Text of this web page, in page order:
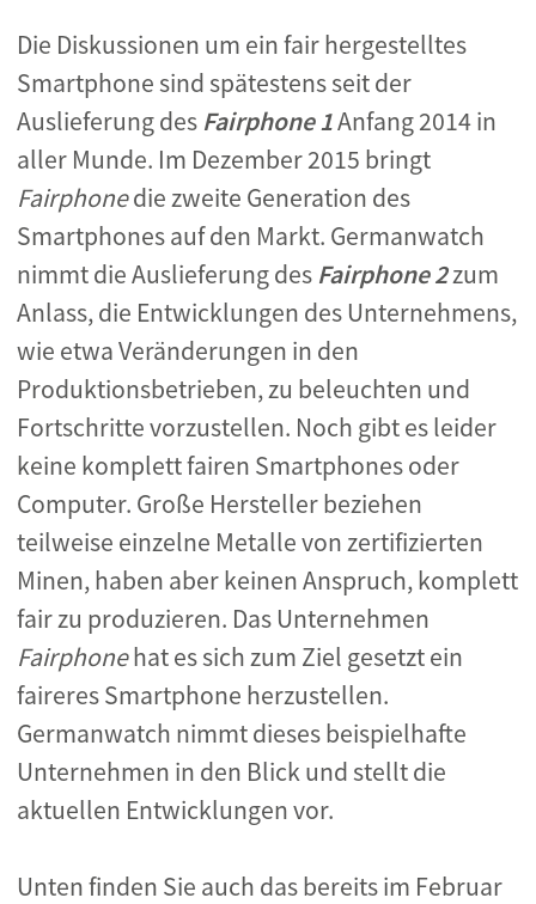
Die Diskussionen um ein fair hergestelltes
Smartphone sind spätestens seit der
Auslieferung des Fairphone 1Anfang 2014 in
aller Munde. Im Dezember 2015 bringt
Fairphonedie zweite Generation des
Smartphones auf den Markt. Germanwatch
nimmt die Auslieferung des Fairphone 2zum
Anlass, die Entwicklungen des Unternehmens,
wie etwa Veränderungen in den
Produktionsbetrieben, zu beleuchten und
Fortschritte vorzustellen. Noch gibt es leider
keine komplett fairen Smartphones oder
Computer. Große Hersteller beziehen
teilweise einzelne Metalle von zertifizierten
Minen, haben aber keinen Anspruch, komplett
fair zu produzieren. Das Unternehmen
Fairphonehat es sich zum Ziel gesetzt ein
faireres Smartphone herzustellen.
Germanwatch nimmt dieses beispielhafte
Unternehmen in den Blick und stellt die
aktuellen Entwicklungen vor.
Unten finden Sie auch das bereits im Februar